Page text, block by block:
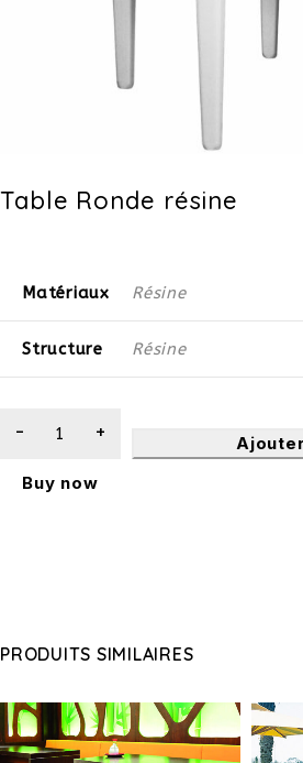
Table Ronde résine
Matériaux Résine
Structure Résine
Buy now
PRODUITS SIMILAIRES